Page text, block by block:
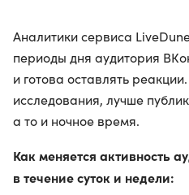
Аналитики сервиса
периоды дня аудитория
и готова оставлять
исследования, лучше
а то и ночное время.
Как меняется активность
в течение суток и недели: